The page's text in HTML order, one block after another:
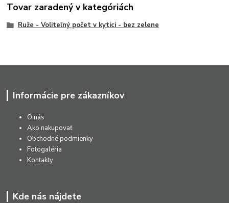
Tovar zaradený v kategóriách
Ruže - Voliteľný počet v kytici - bez zelene
Informácie pre zákazníkov
O nás
Ako nakupovať
Obchodné podmienky
Fotogaléria
Kontakty
Kde nás nájdete